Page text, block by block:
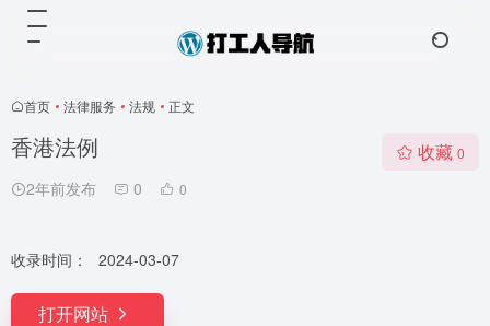
首页 • 法律服务 • 法规 • 正文
香港法例
2年前发布 0 0
收藏 0
收录时间： 2024-03-07
打开网站